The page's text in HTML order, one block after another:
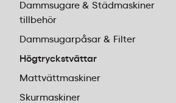
Dammsugare & Städmaskiner
tillbehör
Dammsugarpåsar & Filter
Högtryckstvättar
Mattvättmaskiner
Skurmaskiner